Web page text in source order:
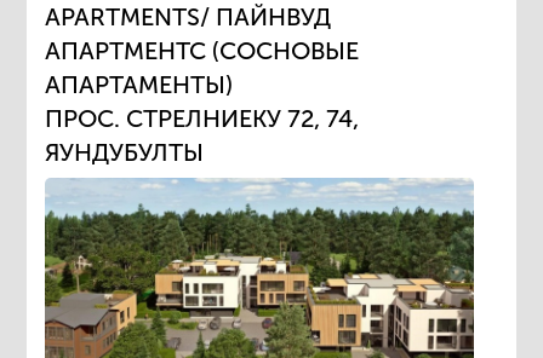
APARTMENTS/ ПАЙНВУД
АПАРТМЕНТС (СОСНОВЫЕ
АПАРТАМЕНТЫ)
ПРОС. СТРЕЛНИЕКУ 72, 74,
ЯУНДУБУЛТЫ